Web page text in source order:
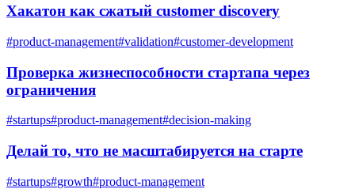
Хакатон как сжатый customer discovery
#product-management#validation#customer-development
Проверка жизнеспособности стартапа через
ограничения
#startups#product-management#decision-making
Делай то, что не масштабируется на старте
#startups#growth#product-management